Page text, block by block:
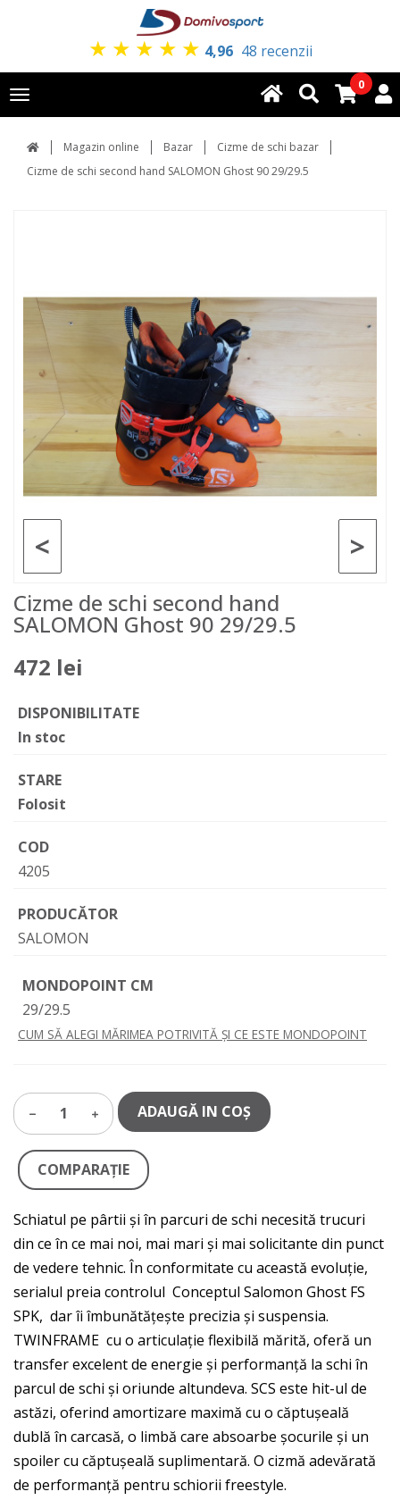
★ ★ ★ ★ ★ 4,96 48 recenzii
Toggle
navigation
0
Magazin online Bazar
Cizme de schi bazar
Cizme de schi second hand SALOMON Ghost 90 29/29.5
>
<
Cizme de schi second hand
SALOMON Ghost 90 29/29.5
472 lei
DISPONIBILITATE
In stoc
STARE
Folosit
COD
4205
PRODUCĂTOR
SALOMON
MONDOPOINT CM
29/29.5
CUM SĂ ALEGI MĂRIMEA POTRIVITĂ ȘI CE ESTE MONDOPOINT
1 ADAUGĂ IN COŞ
COMPARAŢIE
Schiatul pe pârtii și în parcuri de schi necesită trucuri
din ce în ce mai noi, mai mari și mai solicitante din punct
de vedere tehnic. În conformitate cu această evoluție,
serialul preia controlul Conceptul Salomon Ghost FS
SPK, dar îi îmbunătățește precizia și suspensia.
TWINFRAME cu o articulație flexibilă mărită, oferă un
transfer excelent de energie și performanță la schi în
parcul de schi și oriunde altundeva. SCS este hit-ul de
astăzi, oferind amortizare maximă cu o căptușeală
dublă în carcasă, o limbă care absoarbe șocurile și un
spoiler cu căptușeală suplimentară. O cizmă adevărată
de performanță pentru schiorii freestyle.